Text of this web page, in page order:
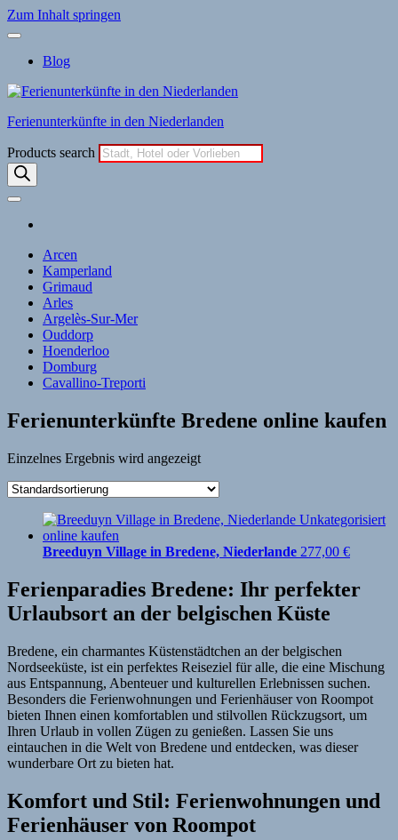
Zum Inhalt springen
Blog
Ferienunterkünfte in den Niederlanden
Products search
Arcen
Kamperland
Grimaud
Arles
Argelès-Sur-Mer
Ouddorp
Hoenderloo
Domburg
Cavallino-Treporti
Ferienunterkünfte Bredene online kaufen
Einzelnes Ergebnis wird angezeigt
Breeduyn Village in Bredene, Niederlande 277,00 €
Ferienparadies Bredene: Ihr perfekter
Urlaubsort an der belgischen Küste
Bredene, ein charmantes Küstenstädtchen an der belgischen
Nordseeküste, ist ein perfektes Reiseziel für alle, die eine Mischung
aus Entspannung, Abenteuer und kulturellen Erlebnissen suchen.
Besonders die Ferienwohnungen und Ferienhäuser von Roompot
bieten Ihnen einen komfortablen und stilvollen Rückzugsort, um
Ihren Urlaub in vollen Zügen zu genießen. Lassen Sie uns
eintauchen in die Welt von Bredene und entdecken, was dieser
wunderbare Ort zu bieten hat.
Komfort und Stil: Ferienwohnungen und
Ferienhäuser von Roompot